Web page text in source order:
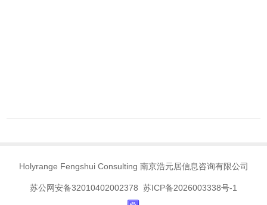
Holyrange Fengshui Consulting 南京浩元居信息咨询有限公司
苏公网安备32010402002378 苏ICP备2026003338号-1